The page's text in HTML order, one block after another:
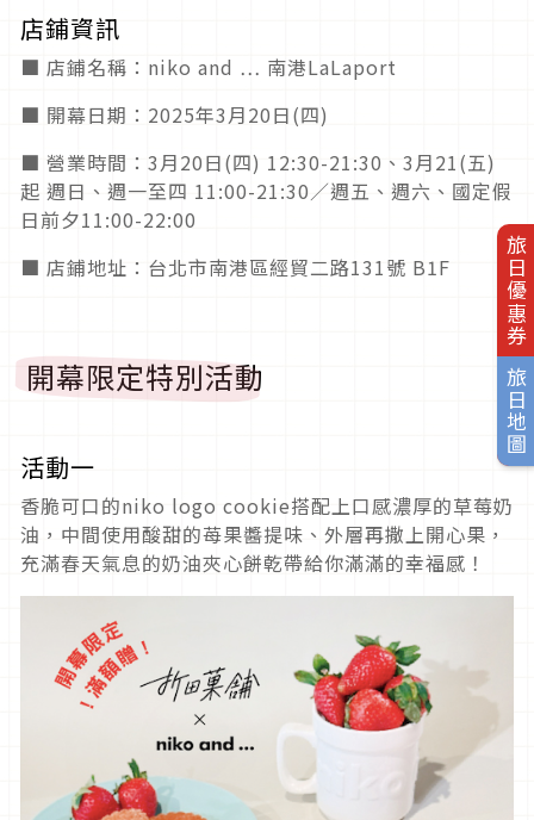
旅日優惠券
旅日地圖
店鋪資訊
■ 店鋪名稱：niko and … 南港LaLaport
■ 開幕日期：2025年3月20日(四)
■ 營業時間：3月20日(四) 12:30-21:30、3月21(五)
起 週日、週一至四 11:00-21:30／週五、週六、國定假
日前夕11:00-22:00
■ 店鋪地址：台北市南港區經貿二路131號 B1F
開幕限定特別活動
活動一
香脆可口的niko logo cookie搭配上口感濃厚的草莓奶
油，中間使用酸甜的苺果醬提味、外層再撒上開心果，
充滿春天氣息的奶油夾心餅乾帶給你滿滿的幸福感！